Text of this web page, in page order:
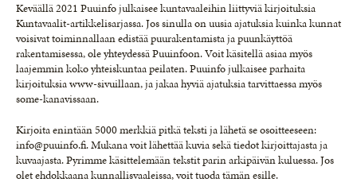
Keväällä 2021 Puuinfo julkaisee kuntavaaleihin liittyviä kirjoituksia
Kuntavaalit-artikkelisarjassa. Jos sinulla on uusia ajatuksia kuinka kunnat
voisivat toiminnallaan edistää puurakentamista ja puunkäyttöä
rakentamisessa, ole yhteydessä Puuinfoon. Voit käsitellä asiaa myös
laajemmin koko yhteiskuntaa peilaten. Puuinfo julkaisee parhaita
kirjoituksia www-sivuillaan, ja jakaa hyviä ajatuksia tarvittaessa myös
some-kanavissaan.
Kirjoita enintään 5000 merkkiä pitkä teksti ja lähetä se osoitteeseen:
info@puuinfo.fi. Mukana voit lähettää kuvia sekä tiedot kirjoittajasta ja
kuvaajasta. Pyrimme käsittelemään tekstit parin arkipäivän kuluessa. Jos
olet ehdokkaana kunnallisvaaleissa, voit tuoda tämän esille.